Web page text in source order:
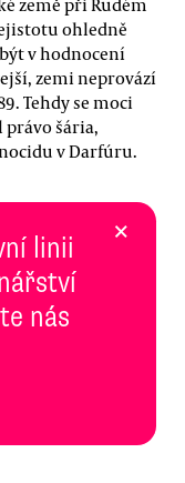
země při Rudém
ohledně
v hodnocení
zemi neprovází
Tehdy se moci
právo šária,
v Darfúru.
linii
nás
×